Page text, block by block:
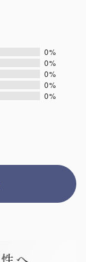
0%
0%
0%
0%
0%